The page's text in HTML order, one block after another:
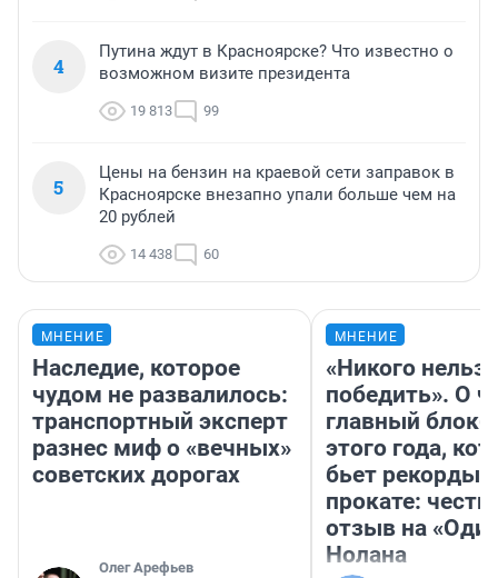
4
Путина ждут в Красноярске? Что известно о
возможном визите президента
19 813 99
5
Цены на бензин на краевой сети заправок в
Красноярске внезапно упали больше чем на
20 рублей
14 438 60
МНЕНИЕ
Наследие, которое
чудом не развалилось:
транспортный эксперт
разнес миф о «вечных»
советских дорогах
Олег Арефьев
МНЕНИЕ
«Никого нельзя
победить». О
главный
этого года,
бьет рекорды в
прокате:
отзыв на
Нолана